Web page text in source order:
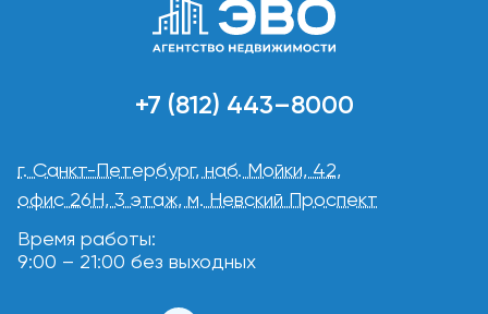
+7 (812) 443–8000
г. Санкт-Петербург, наб. Мойки, 42,
офис 26Н, 3 этаж, м. Невский Проспект
Время работы:
9:00 – 21:00 без выходных